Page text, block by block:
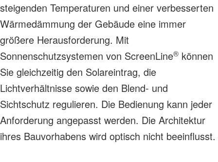
steigenden Temperaturen und einer verbesserten
Wärmedämmung der Gebäude eine immer
größere Herausforderung. Mit
Sonnenschutzsystemen von ScreenLine® können
Sie gleichzeitig den Solareintrag, die
Lichtverhältnisse sowie den Blend- und
Sichtschutz regulieren. Die Bedienung kann jeder
Anforderung angepasst werden. Die Architektur
ihres Bauvorhabens wird optisch nicht beeinflusst.